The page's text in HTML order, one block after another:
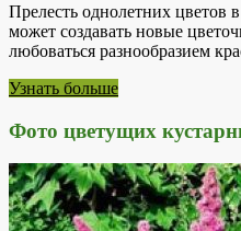
Прелесть однолетних цветов
может создавать новые
любоваться разнообразием
Узнать больше
Фото цветущих